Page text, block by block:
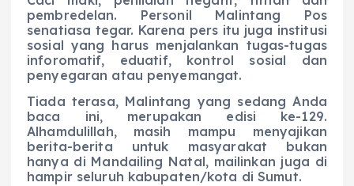
pembredelan. Personil Malintang Pos
senatiasa tegar. Karena pers itu juga institusi
sosial yang harus menjalankan tugas-tugas
inforomatif, eduatif, kontrol sosial dan
penyegaran atau penyemangat.
Tiada terasa, Malintang yang sedang Anda
baca ini, merupakan edisi ke-129.
Alhamdulillah, masih mampu menyajikan
berita-berita untuk masyarakat bukan
hanya di Mandailing Natal, mailinkan juga di
hampir seluruh kabupaten/kota di Sumut.